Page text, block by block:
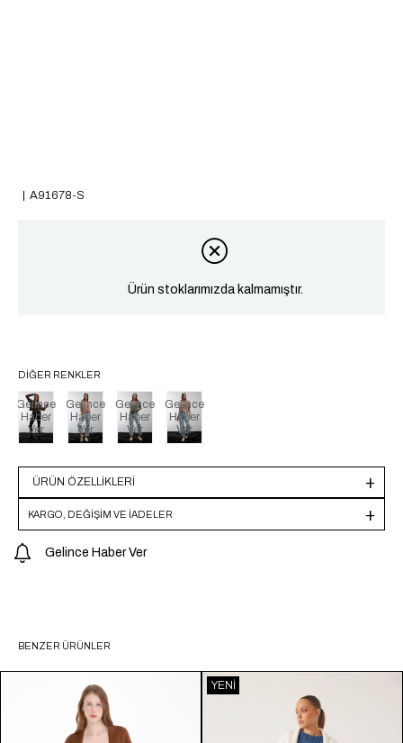
A91678-S
Ürün stoklarımızda kalmamıştır.
DIĞER RENKLER
Gelince
Haber
Ver
Gelince
Haber
Ver
Gelince
Haber
Ver
Gelince
Haber
Ver
ÜRÜN ÖZELLIKLERI
KARGO, DEĞİŞİM VE İADELER
Gelince Haber Ver
BENZER ÜRÜNLER
YENI